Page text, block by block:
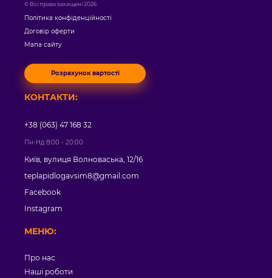
© Всі права захищені 2026
Політика конфіденційності
Договір оферти
Мапа сайту
Розрахунок вартості
МЕНЮ:
Про нас
Наші роботи
КОНТАКТИ:
+38 (063) 47 168 32
Пн-Нд 8:00 - 20:00
Київ, вулиця Волноваська, 12/16
teplapidlogavsim8@gmail.com
Facebook
Instagram